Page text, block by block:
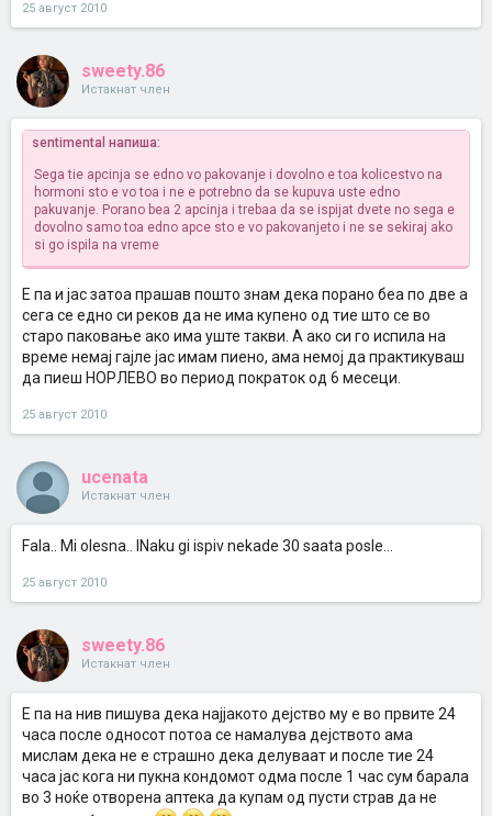
25 август 2010
sweety.86
Истакнат член
sentimental напиша:
Sega tie apcinja se edno vo pakovanje i dovolno e toa kolicestvo na
hormoni sto e vo toa i ne e potrebno da se kupuva uste edno
pakuvanje. Porano bea 2 apcinja i trebaa da se ispijat dvete no sega e
dovolno samo toa edno apce sto e vo pakovanjeto i ne se sekiraj ako
si go ispila na vreme
Е па и јас затоа прашав пошто знам дека порано беа по две а
сега се едно си реков да не има купено од тие што се во
старо паковање ако има уште такви. А ако си го испила на
време немај гајле јас имам пиено, ама немој да практикуваш
да пиеш НОРЛЕВО во период пократок од 6 месеци.
25 август 2010
ucenata
Истакнат член
Fala.. Mi olesna.. INaku gi ispiv nekade 30 saata posle...
25 август 2010
sweety.86
Истакнат член
Е па на нив пишува дека најјакото дејство му е во првите 24
часа после односот потоа се намалува дејството ама
мислам дека не е страшно дека делуваат и после тие 24
часа јас кога ни пукна кондомот одма после 1 час сум барала
во 3 ноќе отворена аптека да купам од пусти страв да не